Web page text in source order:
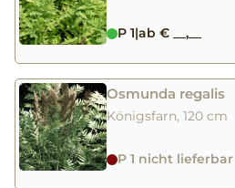
P 1|ab € __,__
Osmunda regalis
Königsfarn, 120 cm
P 1 nicht lieferbar